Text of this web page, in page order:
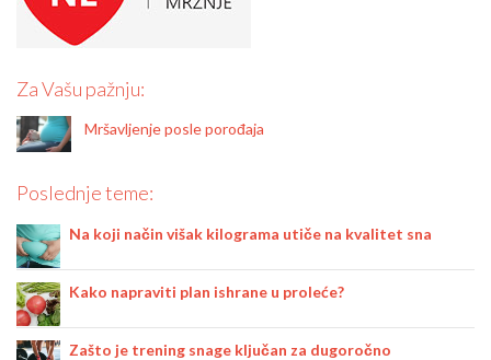
Za Vašu pažnju:
Mršavljenje posle porođaja
Poslednje teme:
Na koji način višak kilograma utiče na kvalitet sna
Kako napraviti plan ishrane u proleće?
Zašto je trening snage ključan za dugoročno